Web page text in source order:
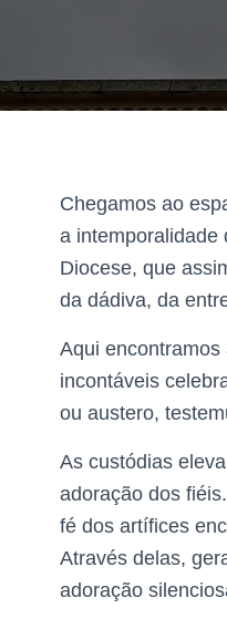
Chegamos ao
a intemporalidade
Diocese, que
da dádiva, da
Aqui
incontáveis
ou austero,
As custódias
adoração dos
fé dos artífices
Através delas,
adoração